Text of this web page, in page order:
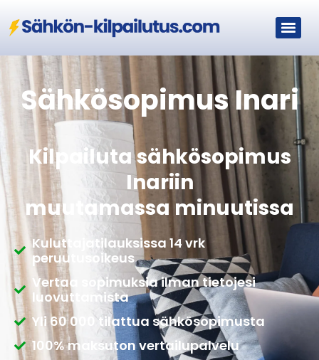
Sähkösopimus Inari
Kilpailuta sähkösopimus
Inariin
muutamassa minuutissa
Kuluttajatilauksissa 14 vrk
peruutusoikeus
Vertaa sopimuksia ilman tietojesi
luovuttamista
Yli 60 000 tilattua sähkösopimusta
100% maksuton vertailupalvelu